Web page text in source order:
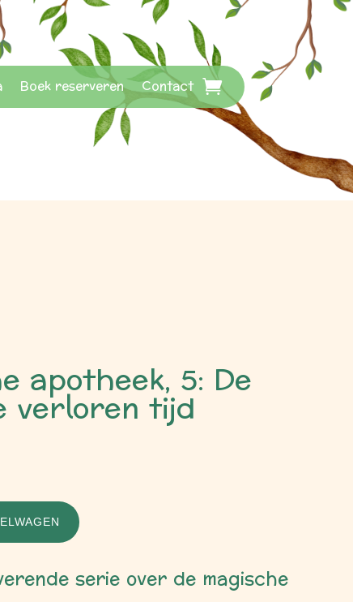
Boek reserveren Contact
apotheek, 5: De
verloren tijd
serie over de magische